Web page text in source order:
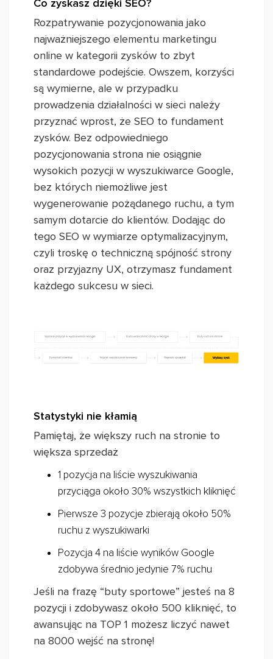
Co zyskasz dzięki SEO?
Rozpatrywanie pozycjonowania jako
najważniejszego elementu marketingu
online w kategorii zysków to zbyt
standardowe podejście. Owszem, korzyści
są wymierne, ale w przypadku
prowadzenia działalności w sieci należy
przyznać wprost, że SEO to fundament
zysków. Bez odpowiedniego
pozycjonowania strona nie osiągnie
wysokich pozycji w wyszukiwarce Google,
bez których niemożliwe jest
wygenerowanie pożądanego ruchu, a tym
samym dotarcie do klientów. Dodając do
tego SEO w wymiarze optymalizacyjnym,
czyli troskę o techniczną spójność strony
oraz przyjazny UX, otrzymasz fundament
każdego sukcesu w sieci.
Statystyki nie kłamią
Pamiętaj, że większy ruch na stronie to
większa sprzedaż
1 pozycja na liście wyszukiwania
przyciąga około 30% wszystkich kliknięć
Pierwsze 3 pozycje zbierają około 50%
ruchu z wyszukiwarki
Pozycja 4 na liście wyników Google
zdobywa średnio jedynie 7% ruchu
Jeśli na frazę “buty sportowe” jesteś na 8
pozycji i zdobywasz około 500 kliknięć, to
awansując na TOP 1 możesz liczyć nawet
na 8000 wejść na stronę!